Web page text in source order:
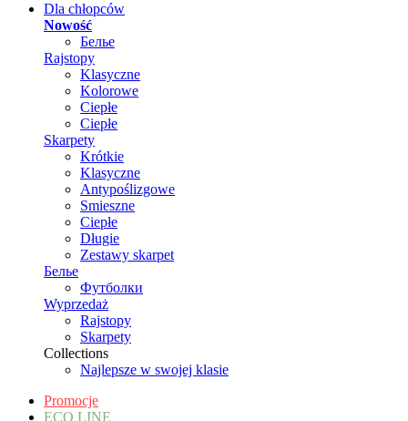
Dla chłopców
Nowość
Белье
Rajstopy
Klasyczne
Kolorowe
Ciepłe
Ciepłe
Skarpety
Krótkie
Klasyczne
Antypoślizgowe
Smieszne
Ciepłe
Długie
Zestawy skarpet
Белье
Футболки
Wyprzedaż
Rajstopy
Skarpety
Collections
Najlepsze w swojej klasie
Promocje
ECO LINE